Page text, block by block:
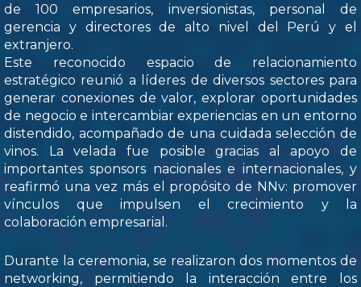
de 100 empresarios, inversionistas, personal de
gerencia y directores de alto nivel del Perú y el
extranjero.
Este reconocido espacio de relacionamiento
estratégico reunió a líderes de diversos sectores para
generar conexiones de valor, explorar oportunidades
de negocio e intercambiar experiencias en un entorno
distendido, acompañado de una cuidada selección de
vinos. La velada fue posible gracias al apoyo de
importantes sponsors nacionales e internacionales, y
reafirmó una vez más el propósito de NNv: promover
vínculos que impulsen el crecimiento y la
colaboración empresarial.
Durante la ceremonia, se realizaron dos momentos de
networking, permitiendo la interacción entre los